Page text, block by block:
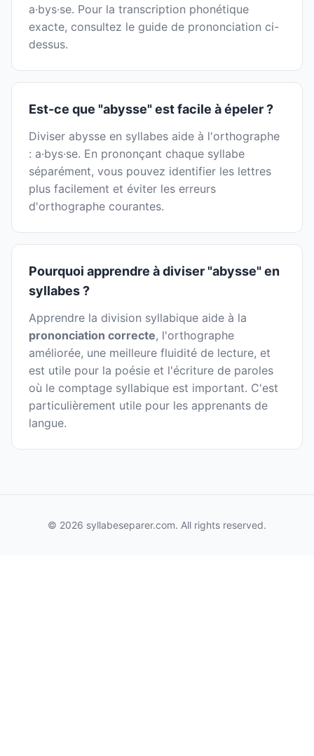
a·bys·se. Pour la transcription phonétique
exacte, consultez le guide de prononciation ci-
dessus.
Est-ce que "abysse" est facile à épeler ?
Diviser abysse en syllabes aide à l'orthographe
: a·bys·se. En prononçant chaque syllabe
séparément, vous pouvez identifier les lettres
plus facilement et éviter les erreurs
d'orthographe courantes.
Pourquoi apprendre à diviser "abysse" en
syllabes ?
Apprendre la division syllabique aide à la
prononciation correcte, l'orthographe
améliorée, une meilleure fluidité de lecture, et
est utile pour la poésie et l'écriture de paroles
où le comptage syllabique est important. C'est
particulièrement utile pour les apprenants de
langue.
© 2026 syllabeseparer.com. All rights reserved.